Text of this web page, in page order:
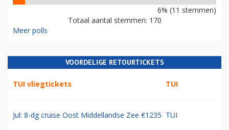
6% (11 stemmen)
Totaal aantal stemmen: 170
Meer polls
VOORDELIGE RETOURTICKETS
TUI vliegtickets TUI
Jul: 8-dg cruise Oost Middellandse Zee €1235 TUI